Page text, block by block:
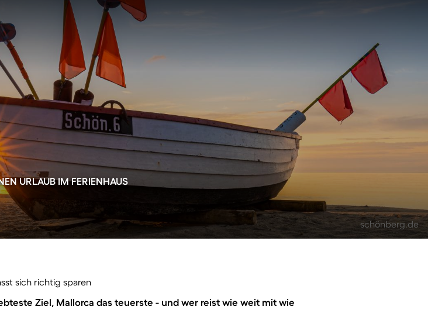
URLAUB IM FERIENHAUS
schönberg.de
sich richtig sparen
Ziel, Mallorca das teuerste - und wer reist wie weit mit wie